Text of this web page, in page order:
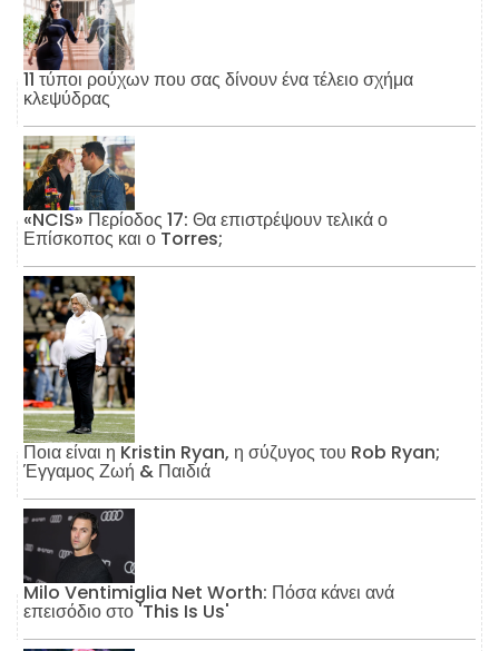
11 τύποι ρούχων που σας δίνουν ένα τέλειο σχήμα
κλεψύδρας
«NCIS» Περίοδος 17: Θα επιστρέψουν τελικά ο
Επίσκοπος και ο Torres;
Ποια είναι η Kristin Ryan, η σύζυγος του Rob Ryan;
Έγγαμος Ζωή & Παιδιά
Milo Ventimiglia Net Worth: Πόσα κάνει ανά
επεισόδιο στο 'This Is Us'